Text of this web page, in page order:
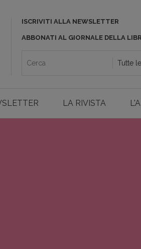
ISCRIVITI ALLA NEWSLETTER
ABBONATI AL GIORNALE DELLA
LA RIVISTA